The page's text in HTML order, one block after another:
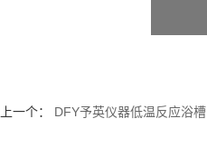
上一个： DFY予英仪器低温反应浴槽